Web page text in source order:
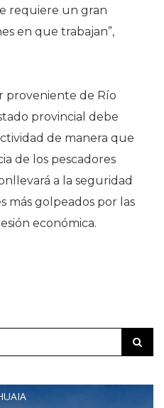
requiere un gran
en que trabajan”,
proveniente de Río
provincial debe
de manera que
de los pescadores
a la seguridad
más golpeados por las
económica.